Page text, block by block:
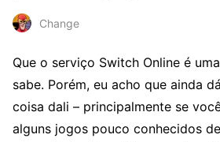
Change
Que o serviço Switch Online é
sabe. Porém, eu acho que ainda
coisa dali – principalmente se
alguns jogos pouco conhecidos